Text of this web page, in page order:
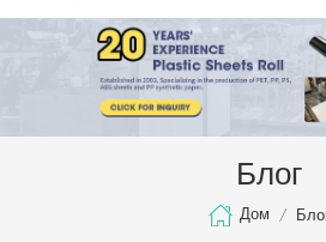
Блог
Дом /